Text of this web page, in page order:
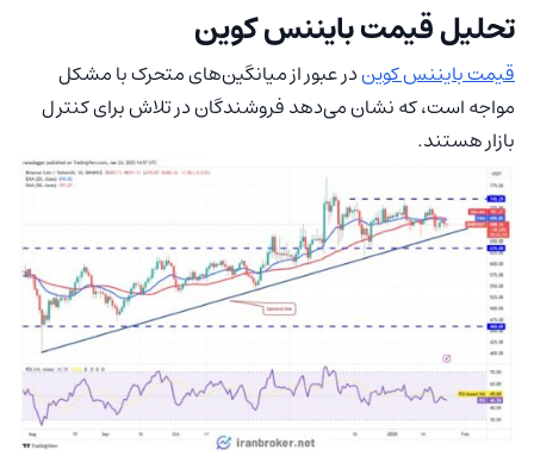
تحلیل قیمت بایننس کوین
قیمت بایننس کویندر عبور از میانگین‌های متحرک با مشکل
مواجه است، که نشان می‌دهد فروشندگان در تلاش برای کنترل
بازار هستند.